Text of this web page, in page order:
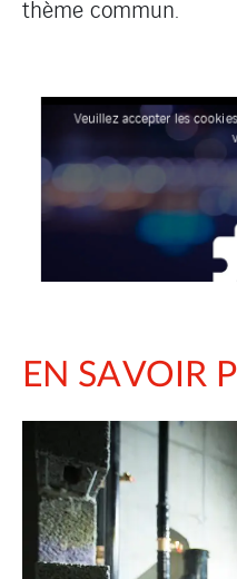
thème commun.
Veuillez accepter les
EN SAVOIR